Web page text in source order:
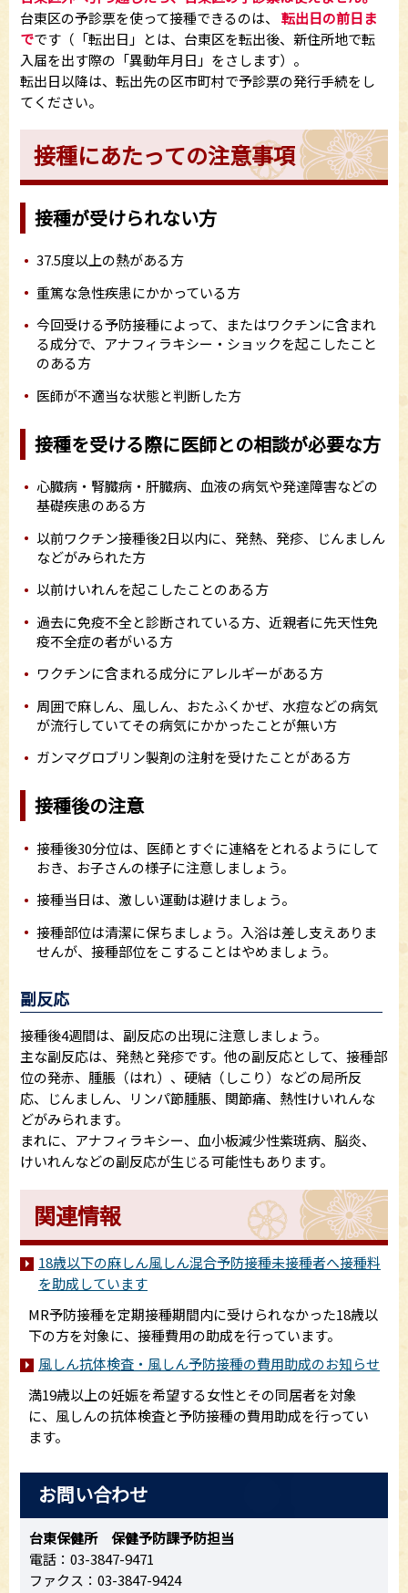
台東区の予診票を使って接種できるのは、 転出日の前日ま
でです（「転出日」とは、台東区を転出後、新住所地で転
入届を出す際の「異動年月日」をさします）。
転出日以降は、転出先の区市町村で予診票の発行手続をし
てください。
接種にあたっての注意事項
接種が受けられない方
37.5度以上の熱がある方
重篤な急性疾患にかかっている方
今回受ける予防接種によって、またはワクチンに含まれ
る成分で、アナフィラキシー・ショックを起こしたこと
のある方
医師が不適当な状態と判断した方
接種を受ける際に医師との相談が必要な方
心臓病・腎臓病・肝臓病、血液の病気や発達障害などの
基礎疾患のある方
以前ワクチン接種後2日以内に、発熱、発疹、じんましん
などがみられた方
以前けいれんを起こしたことのある方
過去に免疫不全と診断されている方、近親者に先天性免
疫不全症の者がいる方
ワクチンに含まれる成分にアレルギーがある方
周囲で麻しん、風しん、おたふくかぜ、水痘などの病気
が流行していてその病気にかかったことが無い方
ガンマグロブリン製剤の注射を受けたことがある方
接種後の注意
接種後30分位は、医師とすぐに連絡をとれるようにして
おき、お子さんの様子に注意しましょう。
接種当日は、激しい運動は避けましょう。
接種部位は清潔に保ちましょう。入浴は差し支えありま
せんが、接種部位をこすることはやめましょう。
副反応
接種後4週間は、副反応の出現に注意しましょう。
主な副反応は、発熱と発疹です。他の副反応として、接種部
位の発赤、腫脹（はれ）、硬結（しこり）などの局所反
応、じんましん、リンパ節腫脹、関節痛、熱性けいれんな
どがみられます。
まれに、アナフィラキシー、血小板減少性紫斑病、脳炎、
けいれんなどの副反応が生じる可能性もあります。
関連情報
18歳以下の麻しん風しん混合予防接種未接種者へ接種料
を助成しています
MR予防接種を定期接種期間内に受けられなかった18歳以
下の方を対象に、接種費用の助成を行っています。
風しん抗体検査・風しん予防接種の費用助成のお知らせ
満19歳以上の妊娠を希望する女性とその同居者を対象
に、風しんの抗体検査と予防接種の費用助成を行ってい
ます。
お問い合わせ
台東保健所 保健予防課予防担当
電話：03-3847-9471
ファクス：03-3847-9424